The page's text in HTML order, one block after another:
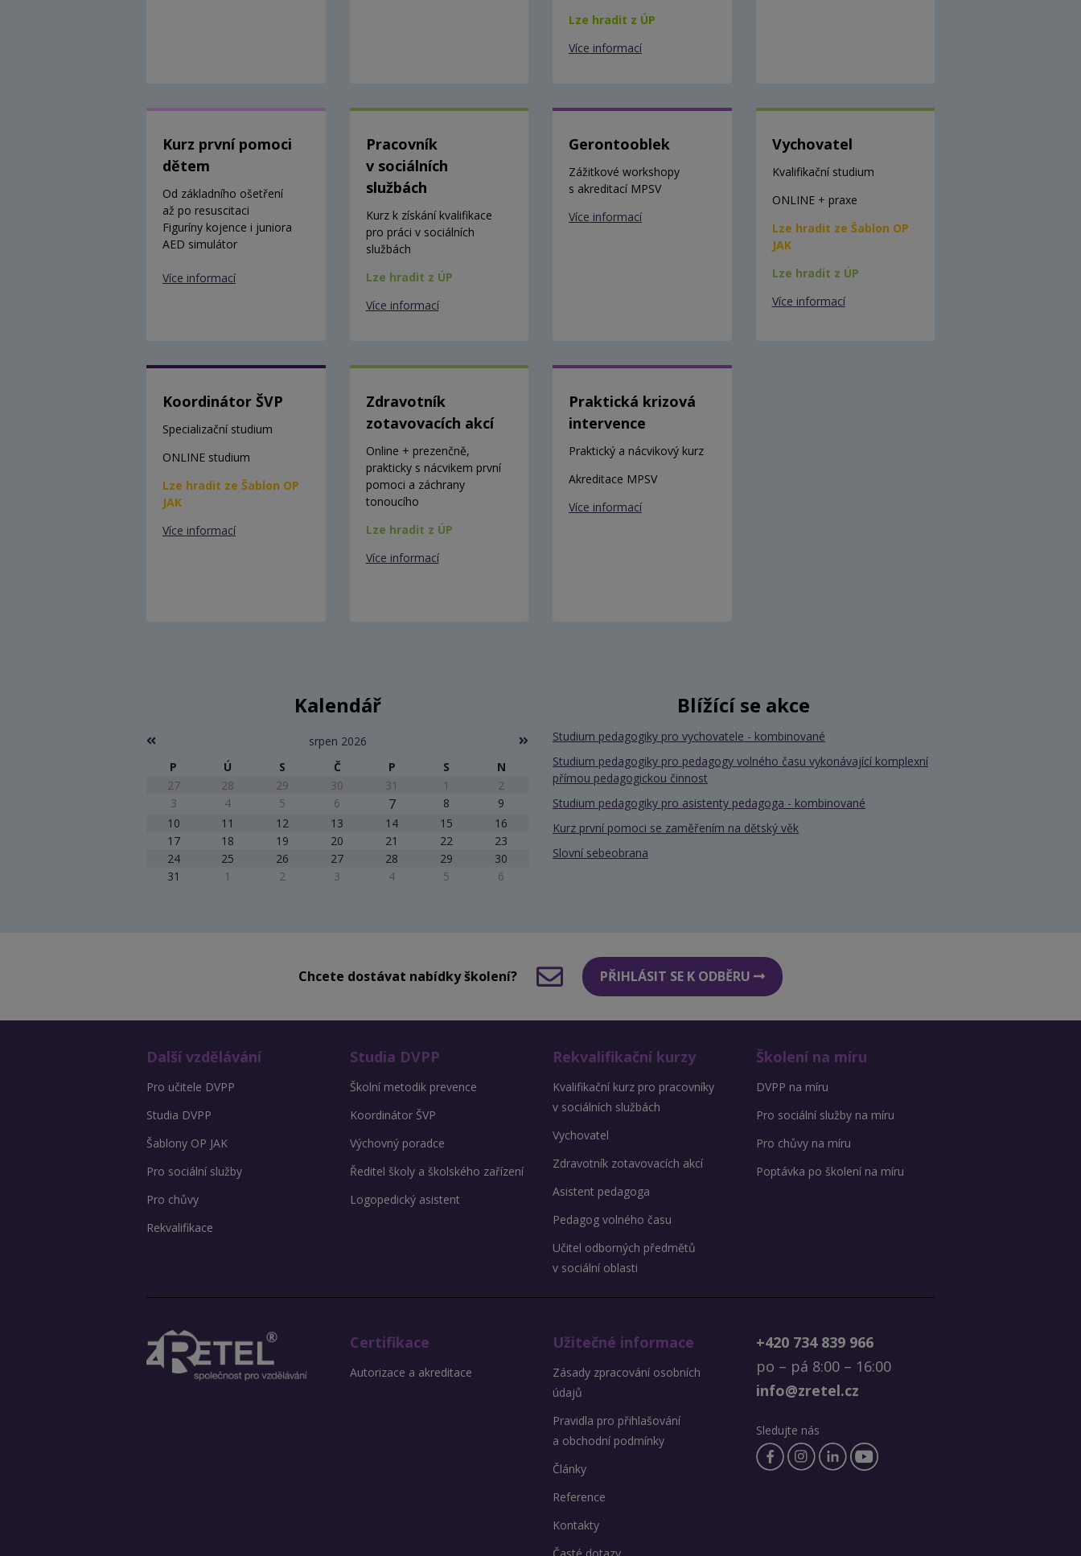
Lze hradit z ÚP
Více informací
Kurz první pomoci
dětem
Od základního ošetření
až po resuscitaci
Figuríny kojence i juniora
AED simulátor
Více informací
Pracovník
v sociálních
službách
Kurz k získání kvalifikace
pro práci v sociálních
službách
Lze hradit z ÚP
Více informací
Gerontooblek
Zážitkové workshopy
s akreditací MPSV
Více informací
Vychovatel
Kvalifikační studium
ONLINE + praxe
Lze hradit ze Šablon OP
JAK
Lze hradit z ÚP
Více informací
Koordinátor ŠVP
Specializační studium
ONLINE studium
Lze hradit ze Šablon OP
JAK
Více informací
Zdravotník
zotavovacích akcí
Online + prezenčně,
prakticky s nácvikem první
pomoci a záchrany
tonoucího
Lze hradit z ÚP
Více informací
Praktická krizová
intervence
Praktický a nácvikový kurz
Akreditace MPSV
Více informací
Kalendář
srpen 2026
P
Ú S Č P S
N
27
28 29 30 31 1
2
3
4 5 6 7 8
9
10
11 12 13 14 15
16
17
18 19 20 21 22
23
24
25 26 27 28 29
30
31
1 2 3 4 5 6
Blížící se akce
Studium pedagogiky pro vychovatele - kombinované
Studium pedagogiky pro pedagogy volného času vykonávající komplexní
přímou pedagogickou činnost
Studium pedagogiky pro asistenty pedagoga - kombinované
Kurz první pomoci se zaměřením na dětský věk
Slovní sebeobrana
Chcete dostávat nabídky školení? PŘIHLÁSIT SE K ODBĚRU
Další vzdělávání
Pro učitele DVPP
Studia DVPP
Šablony OP JAK
Pro sociální služby
Pro chůvy
Rekvalifikace
Studia DVPP
Školní metodik prevence
Koordinátor ŠVP
Výchovný poradce
Ředitel školy a školského zařízení
Logopedický asistent
Rekvalifikační kurzy
Kvalifikační kurz pro pracovníky
v sociálních službách
Vychovatel
Zdravotník zotavovacích akcí
Asistent pedagoga
Pedagog volného času
Učitel odborných předmětů
v sociální oblasti
Školení na míru
DVPP na míru
Pro sociální služby na míru
Pro chůvy na míru
Poptávka po školení na míru
Certifikace
Autorizace a akreditace
Užitečné informace
Zásady zpracování osobních
údajů
Pravidla pro přihlašování
a obchodní podmínky
Články
Reference
Kontakty
Časté dotazy
+420 734 839 966
po – pá 8:00 – 16:00
info@zretel.cz
Sledujte nás